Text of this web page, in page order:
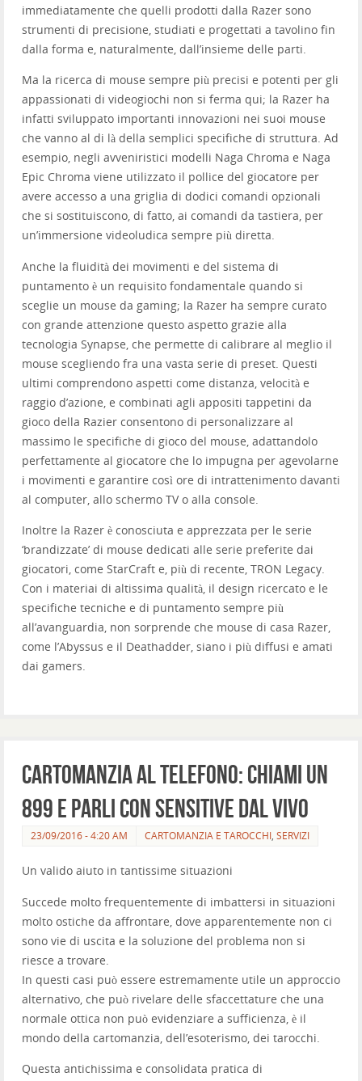
immediatamente che quelli prodotti dalla Razer sono
strumenti di precisione, studiati e progettati a tavolino fin
dalla forma e, naturalmente, dall’insieme delle parti.
Ma la ricerca di mouse sempre più precisi e potenti per gli
appassionati di videogiochi non si ferma qui; la Razer ha
infatti sviluppato importanti innovazioni nei suoi mouse
che vanno al di là della semplici specifiche di struttura. Ad
esempio, negli avveniristici modelli Naga Chroma e Naga
Epic Chroma viene utilizzato il pollice del giocatore per
avere accesso a una griglia di dodici comandi opzionali
che si sostituiscono, di fatto, ai comandi da tastiera, per
un’immersione videoludica sempre più diretta.
Anche la fluidità dei movimenti e del sistema di
puntamento è un requisito fondamentale quando si
sceglie un mouse da gaming; la Razer ha sempre curato
con grande attenzione questo aspetto grazie alla
tecnologia Synapse, che permette di calibrare al meglio il
mouse scegliendo fra una vasta serie di preset. Questi
ultimi comprendono aspetti come distanza, velocità e
raggio d’azione, e combinati agli appositi tappetini da
gioco della Razier consentono di personalizzare al
massimo le specifiche di gioco del mouse, adattandolo
perfettamente al giocatore che lo impugna per agevolarne
i movimenti e garantire così ore di intrattenimento davanti
al computer, allo schermo TV o alla console.
Inoltre la Razer è conosciuta e apprezzata per le serie
‘brandizzate’ di mouse dedicati alle serie preferite dai
giocatori, come StarCraft e, più di recente, TRON Legacy.
Con i materiai di altissima qualità, il design ricercato e le
specifiche tecniche e di puntamento sempre più
all’avanguardia, non sorprende che mouse di casa Razer,
come l’Abyssus e il Deathadder, siano i più diffusi e amati
dai gamers.
Cartomanzia al telefono: chiami un
899 e parli con sensitive dal vivo
23/09/2016 - 4:20 AM CARTOMANZIA E TAROCCHI, SERVIZI
Un valido aiuto in tantissime situazioni
Succede molto frequentemente di imbattersi in situazioni
molto ostiche da affrontare, dove apparentemente non ci
sono vie di uscita e la soluzione del problema non si
riesce a trovare.
In questi casi può essere estremamente utile un approccio
alternativo, che può rivelare delle sfaccettature che una
normale ottica non può evidenziare a sufficienza, è il
mondo della cartomanzia, dell’esoterismo, dei tarocchi.
Questa antichissima e consolidata pratica di